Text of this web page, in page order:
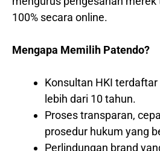
100% secara online.
Mengapa Memilih Patendo?
Konsultan HKI
lebih dari 10 tahun.
Proses transparan,
prosedur hukum yang
Perlindungan brand